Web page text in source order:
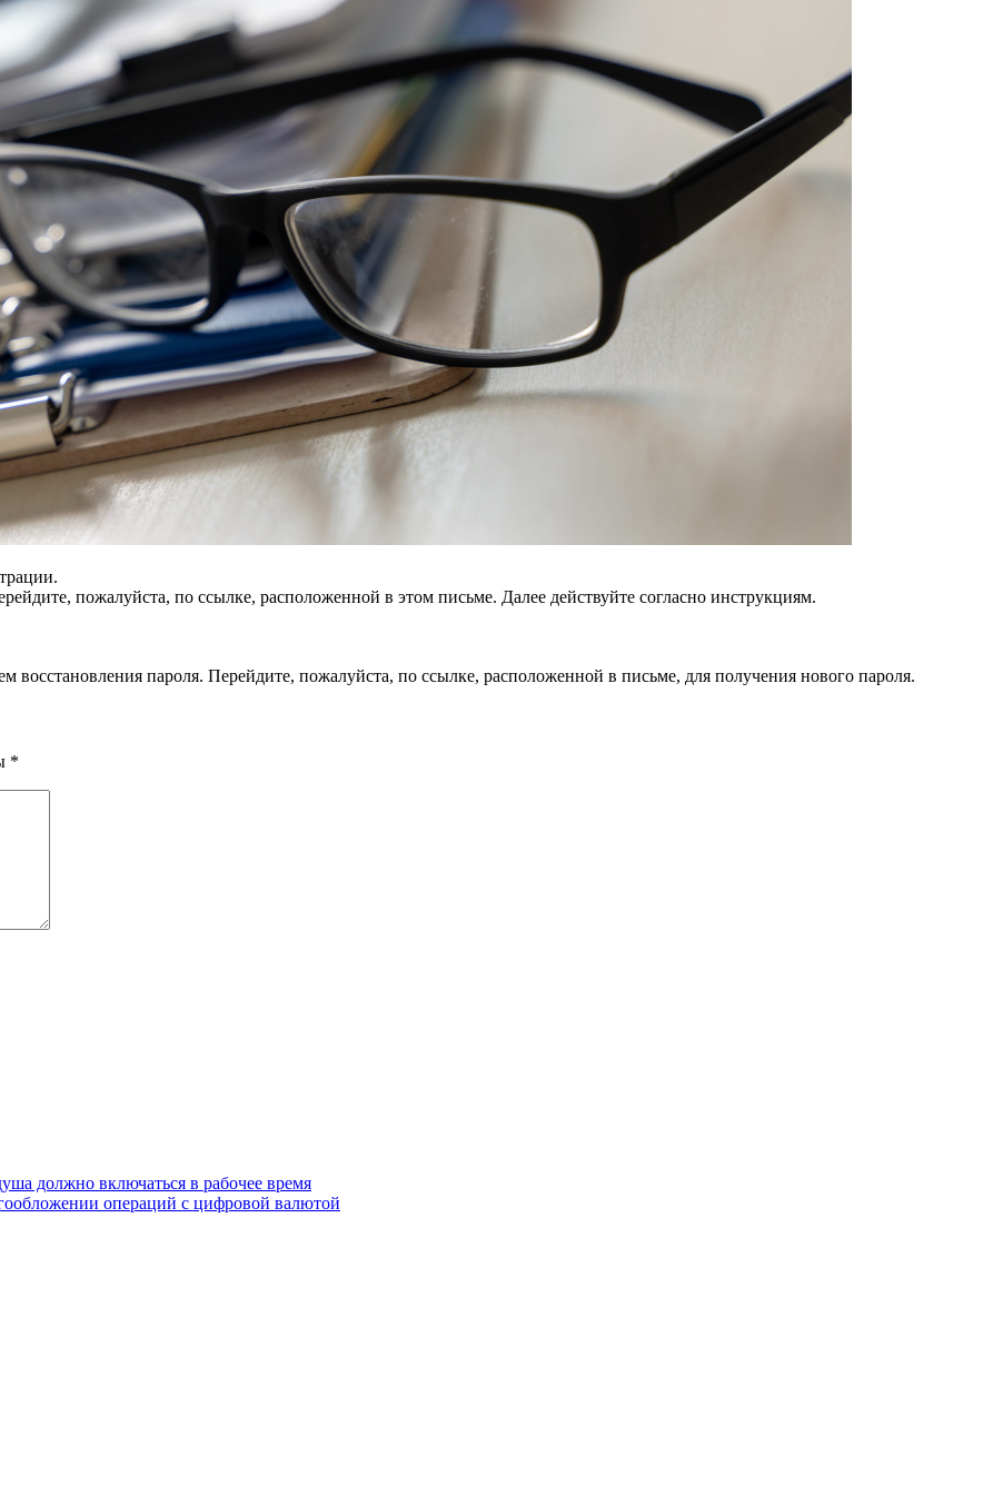
пожалуйста, по ссылке, расположенной в этом письме. Далее действуйте согласно инструкциям.
пароля. Перейдите, пожалуйста, по ссылке, расположенной в письме, для получения нового пароля.
*
должно включаться в рабочее время
операций с цифровой валютой